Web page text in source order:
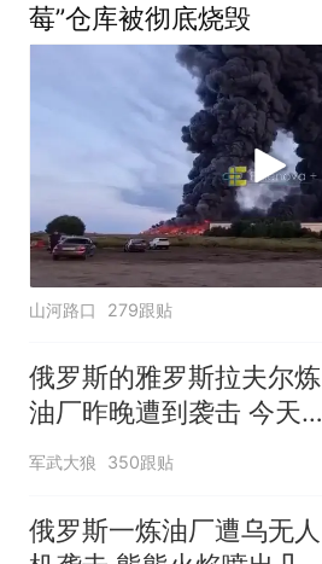
莓”仓库被彻底烧毁
山河路口 279跟贴
俄罗斯的雅罗斯拉夫尔炼
油厂昨晚遭到袭击 今天依
然浓烟滚滚
军武大狼 350跟贴
俄罗斯一炼油厂遭乌无人